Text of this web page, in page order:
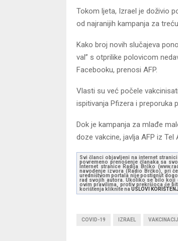
Tokom ljeta, Izrael je doživio
od najranijih kampanja za
Kako broj novih slučajeva
val” s otprilike polovicom
Facebooku, prenosi AFP.
Vlasti su već počele
ispitivanja Pfizera i preporuka
Dok je kampanja za mlađe
doze vakcine, javlja AFP iz Tel
Svi članci objavljeni na internet
povremeno prenošenje članaka sa
Internet stranice Radija Brčko
navođenje izvora (Radio Brčko), pri
uredništvom portala nije postignut
rad svojih autora. Ukoliko se bilo koji
ovim pravilima, protiv prekršioca će
korištenja kliknite naUSLOVI
COVID-19 IZRAEL